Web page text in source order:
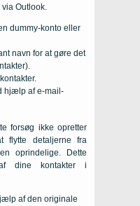
Outlook.
dummy-konto eller
navn for at gøre det
hjælp af e-mail-
forsøg ikke opretter
flytte detaljerne fra
oprindelige. Dette
dine kontakter i
af den originale